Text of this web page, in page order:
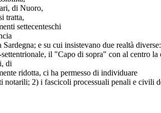
di Nuoro,
tratta,
settecenteschi
e su cui insistevano due realtà
il "Capo di sopra" con al centro la
di
ridotta, ci ha permesso di individuare
2) i fascicoli processuali penali e